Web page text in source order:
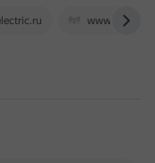
www.ru-